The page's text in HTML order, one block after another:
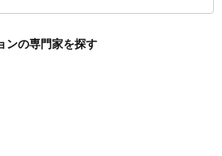
ンの専門家を探す